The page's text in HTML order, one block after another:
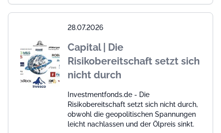
28.07.2026
Capital | Die
Risikobereitschaft setzt sich
nicht durch
Investmentfonds.de - Die
Risikobereitschaft setzt sich nicht durch,
obwohl die geopolitischen Spannungen
leicht nachlassen und der Ölpreis sinkt.